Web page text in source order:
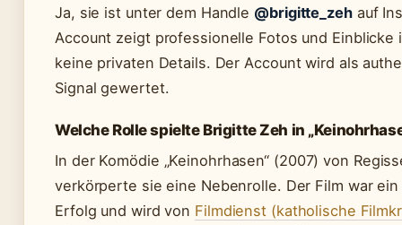
Ja, sie ist unter dem Handle @brigitte_zehauf
Account zeigt professionelle Fotos und Einblicke
keine privaten Details. Der Account wird als
Signal gewertet.
Welche Rolle spielte Brigitte Zeh in
In der Komödie „Keinohrhasen“ (2007) von
verkörperte sie eine Nebenrolle. Der Film war
Erfolg und wird von Filmdienst (katholische